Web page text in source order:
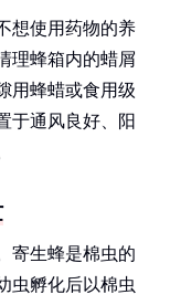
想使用药物的养
理蜂箱内的蜡屑
用蜂蜡或食用级
于通风良好、阳
寄生蜂是棉虫的
虫孵化后以棉虫